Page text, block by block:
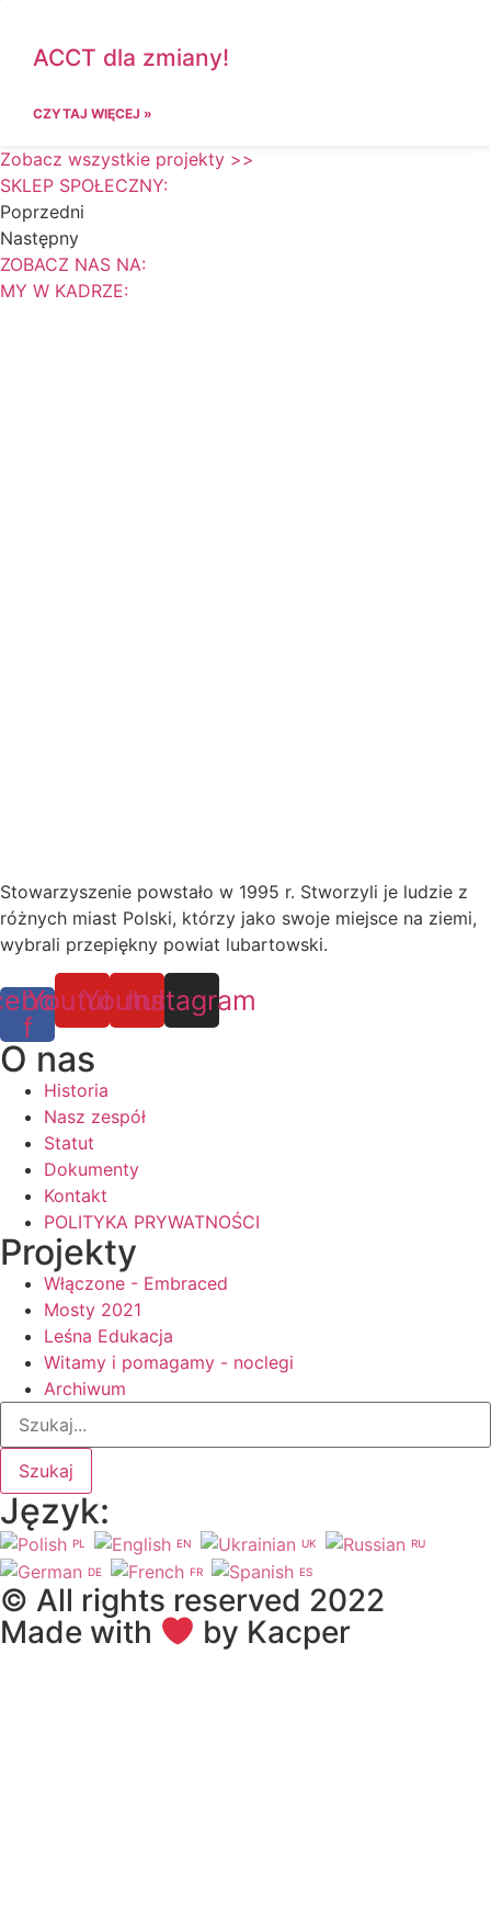
ACCT dla zmiany!
CZYTAJ WIĘCEJ »
Zobacz wszystkie projekty >>
SKLEP SPOŁECZNY:
Poprzedni
Następny
ZOBACZ NAS NA:
MY W KADRZE:
Stowarzyszenie powstało w 1995 r. Stworzyli je ludzie z
różnych miast Polski, którzy jako swoje miejsce na ziemi,
wybrali przepiękny powiat lubartowski.
f
YoutubeYoutube
Instagram
O nas
Historia
Nasz zespół
Statut
Dokumenty
Kontakt
POLITYKA PRYWATNOŚCI
Projekty
Włączone - Embraced
Mosty 2021
Leśna Edukacja
Witamy i pomagamy - noclegi
Archiwum
Szukaj
Język:
PL EN UK RU
DE FR ES
© All rights reserved 2022
Made with
by Kacper